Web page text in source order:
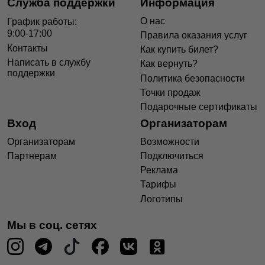
Служба поддержки
График работы:
9:00-17:00
Контакты
Написать в службу
поддержки
Информация
О нас
Правила оказания услуг
Как купить билет?
Как вернуть?
Политика безопасности
Точки продаж
Подарочные сертификаты
Вход
Организаторам
Партнерам
Организаторам
Возможности
Подключиться
Реклама
Тарифы
Логотипы
Мы в соц. сетях